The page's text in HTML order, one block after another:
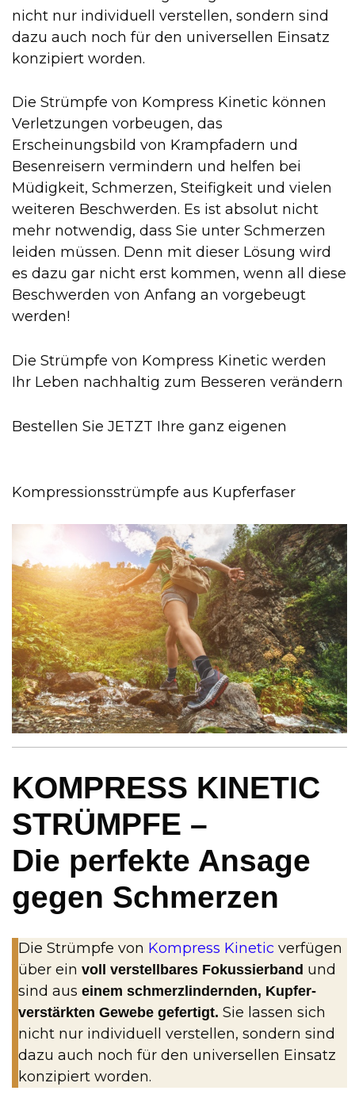
nicht nur individuell verstellen, sondern sind
dazu auch noch für den universellen Einsatz
konzipiert worden.
Die Strümpfe von Kompress Kinetic können
Verletzungen vorbeugen, das
Erscheinungsbild von Krampfadern und
Besenreisern vermindern und helfen bei
Müdigkeit, Schmerzen, Steifigkeit und vielen
weiteren Beschwerden. Es ist absolut nicht
mehr notwendig, dass Sie unter Schmerzen
leiden müssen. Denn mit dieser Lösung wird
es dazu gar nicht erst kommen, wenn all diese
Beschwerden von Anfang an vorgebeugt
werden!
Die Strümpfe von Kompress Kinetic werden
Ihr Leben nachhaltig zum Besseren verändern
Bestellen Sie JETZT Ihre ganz eigenen
Kompressionsstrümpfe aus Kupferfaser
KOMPRESS KINETIC
STRÜMPFE –
Die perfekte Ansage
gegen Schmerzen
Die Strümpfe von Kompress Kinetic verfügen
über ein voll verstellbares Fokussierband und
sind aus einem schmerzlindernden, Kupfer-
verstärkten Gewebe gefertigt. Sie lassen sich
nicht nur individuell verstellen, sondern sind
dazu auch noch für den universellen Einsatz
konzipiert worden.